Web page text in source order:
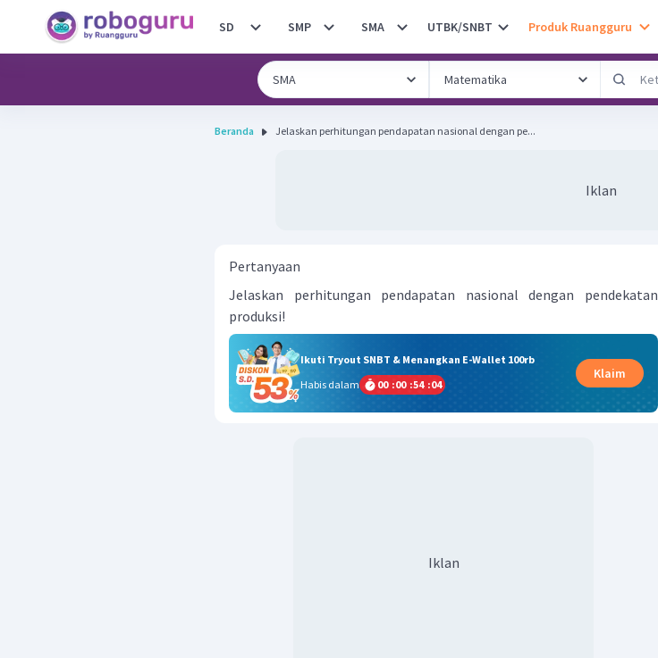
SD SMP SMA UTBK/SNBT Produk Ruangguru
Beranda Jelaskan perhitungan pendapatan nasional dengan pe...
Iklan
Pertanyaan
Jelaskan perhitungan pendapatan nasional dengan pendekatan
produksi!
Ikuti Tryout SNBT & Menangkan E-Wallet 100rb
Habis dalam
00 :00 :54 :03
Klaim
Iklan